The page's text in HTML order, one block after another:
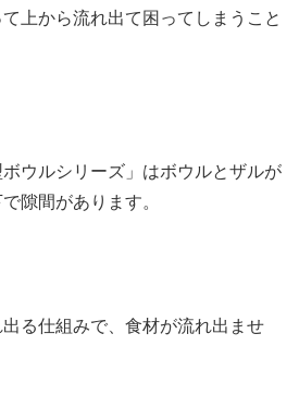
上から流れ出て困ってしまうこと
ボウルシリーズ」はボウルとザルが
隙間があります。
る仕組みで、食材が流れ出ませ